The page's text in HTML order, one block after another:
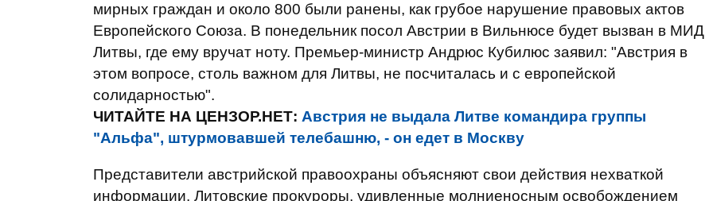
мирных граждан и около 800 были ранены, как грубое нарушение правовых актов
Европейского Союза. В понедельник посол Австрии в Вильнюсе будет вызван в МИД
Литвы, где ему вручат ноту. Премьер-министр Андрюс Кубилюс заявил: "Австрия в
этом вопросе, столь важном для Литвы, не посчиталась и с европейской
солидарностью".
ЧИТАЙТЕ НА ЦЕНЗОР.НЕТ: Австрия не выдала Литве командира группы
"Альфа", штурмовавшей телебашню, - он едет в Москву
Представители австрийской правоохраны объясняют свои действия нехваткой
информации. Литовские прокуроры, удивленные молниеносным освобождением